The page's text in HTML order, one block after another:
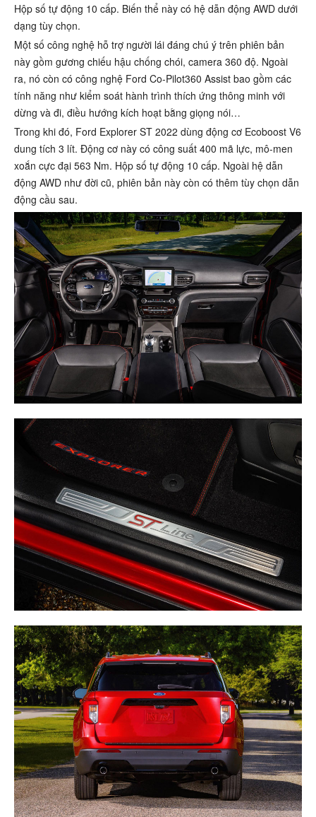
Hộp số tự động 10 cấp. Biến thể này có hệ dẫn động AWD dưới
dạng tùy chọn.
Một số công nghệ hỗ trợ người lái đáng chú ý trên phiên bản
này gồm gương chiếu hậu chống chói, camera 360 độ. Ngoài
ra, nó còn có công nghệ Ford Co-Pilot360 Assist bao gồm các
tính năng như kiểm soát hành trình thích ứng thông minh với
dừng và đi, điều hướng kích hoạt bằng giọng nói…
Trong khi đó, Ford Explorer ST 2022 dùng động cơ Ecoboost V6
dung tích 3 lít. Động cơ này có công suất 400 mã lực, mô-men
xoắn cực đại 563 Nm. Hộp số tự động 10 cấp. Ngoài hệ dẫn
động AWD như đời cũ, phiên bản này còn có thêm tùy chọn dẫn
động cầu sau.